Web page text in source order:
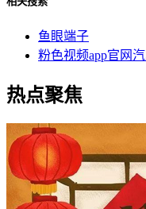
鱼眼端子
粉色视频app官网
热点聚焦